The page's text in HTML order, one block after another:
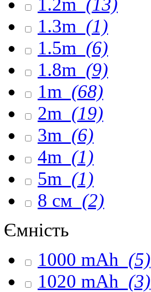
1.3m (1)
1.5m (6)
1.8m (9)
1m (68)
2m (19)
3m (6)
4m (1)
5m (1)
8 см (2)
Ємність
1000 mAh (5)
1020 mAh (3)